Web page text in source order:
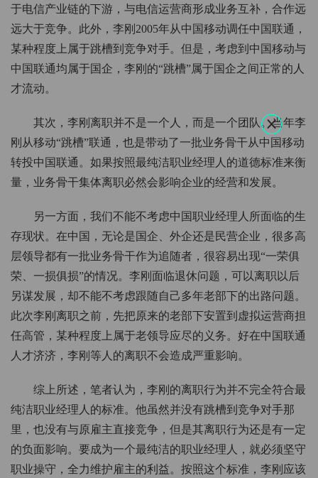
于电信产业链的下游，与电信运营商形成业务互补，合作远
远大于竞争。此外，李刚2005年从中国移动调任中国联通，
某种程度上属于跳槽到竞争对手。但是，考虑到中国移动与
中国联通均属于国企，李刚的“跳槽”属于国企之间正常的人
才流动。
其次，李刚离职并不是一个人，而是一个团队。当年李
刚从移动“跳槽”联通，也是带动了一批业务骨干从中国移动
转投中国联通。如果按照最纯洁职业经理人的道德标准来衡
量，业务骨干集体离职必然会影响企业的经营和发展。
另一方面，我们不能不考虑中国职业经理人所面临的生
存现状。在中国，无论是国企、外企还是民营企业，很多高
层领导都有一批业务骨干作为追随者，很容易出现“一荣俱
荣、一损俱损”的情况。李刚面临退休问题，可以离职以后
另谋发展，却不能不考虑跟随自己多年老部下的出路问题。
此次李刚离职之前，先把原来的老部下安置到虚拟运营商担
任高管，某种程度上属于老领导应尽的义务。好在中国联通
人才济济，李刚等人的离职不会造成严重影响。
综上所述，笔者认为，李刚的离职行为并不完全符合最
纯洁职业经理人的标准。他虽然并没有跳槽到竞争对手那
里，也没有与原雇主直接竞争，但是其离职行为还是有一定
的负面影响。要成为一个最纯洁的职业经理人，就必须坚守
职业操守，全力维护雇主的利益。按照这个标准，李刚应该